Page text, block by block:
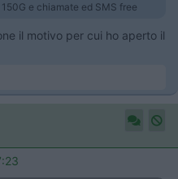
e chiamate ed SMS free
il motivo per cui ho aperto il